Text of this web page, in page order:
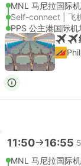
MNL 马尼拉国际
Self-connect | 飞
PPS 公主港国际机
11:50 16:55
MNL 马尼拉国际